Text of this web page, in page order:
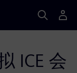
ICE 会